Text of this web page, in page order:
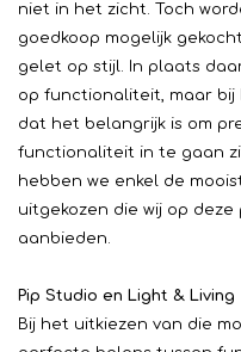
niet in het zicht. Toch
goedkoop mogelijk
gelet op stijl. In plaats
op functionaliteit, maar bij
dat het belangrijk is om
functionaliteit in te gaan
hebben we enkel de
uitgekozen die wij op
aanbieden.
Pip Studio en Light & Living
Bij het uitkiezen van die